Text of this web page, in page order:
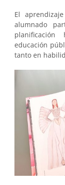
El
alumnado
educación
tanto en